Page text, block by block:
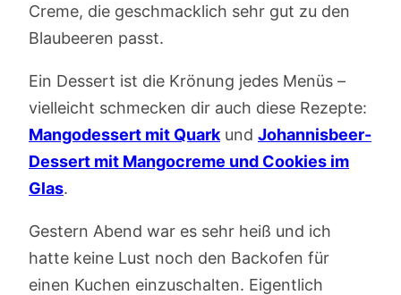
Creme, die geschmacklich sehr gut zu den
Blaubeeren passt.
Ein Dessert ist die Krönung jedes Menüs –
vielleicht schmecken dir auch diese Rezepte:
Mangodessert mit Quark und Johannisbeer-
Dessert mit Mangocreme und Cookies im
Glas.
Gestern Abend war es sehr heiß und ich
hatte keine Lust noch den Backofen für
einen Kuchen einzuschalten. Eigentlich